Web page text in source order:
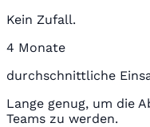
Kein Zufall.
4 Monate
durchschnittliche
Lange genug, um die
Teams zu werden.